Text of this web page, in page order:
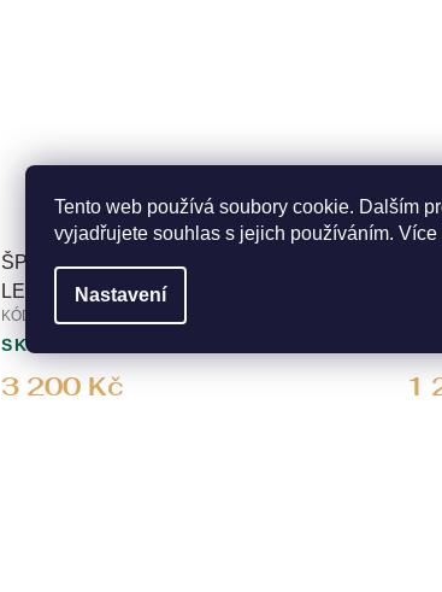
Tento web používá soubory cookie. Dalším
vyjadřujete souhlas s jejich používáním. Více
Nastavení
ŠPERKOVNICE FRIEDRICH
LEDERWAREN BOHO
KÓD: 20133-1
3 200 Kč
SKLADEM NA PRODEJNĚ
1